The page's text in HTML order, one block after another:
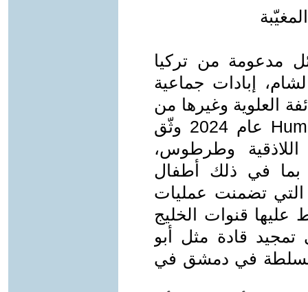
مدعومة من تركيا
إبادات جماعية
العلوية وغيرها من
الأقليات. تقرير لـHuman Rights Watch عام 2024 وثّق
وطرطوس،
بما في ذلك أطفال
التي تضمنت عمليات
عليها قنوات الخليج
قادة مثل أبو
السلطة في دمشق في